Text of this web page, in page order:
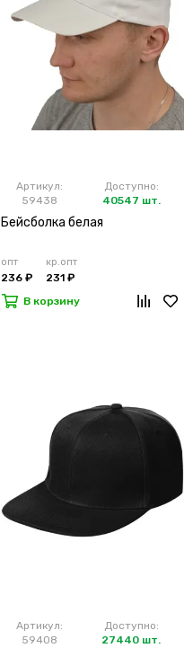
Артикул:
59438
Доступно:
40547 шт.
Бейсболка белая
опт
236 ₽
кр.опт
231 ₽
В корзину
Артикул:
59408
Доступно:
27440 шт.